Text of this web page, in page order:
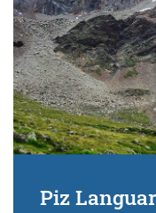
Piz